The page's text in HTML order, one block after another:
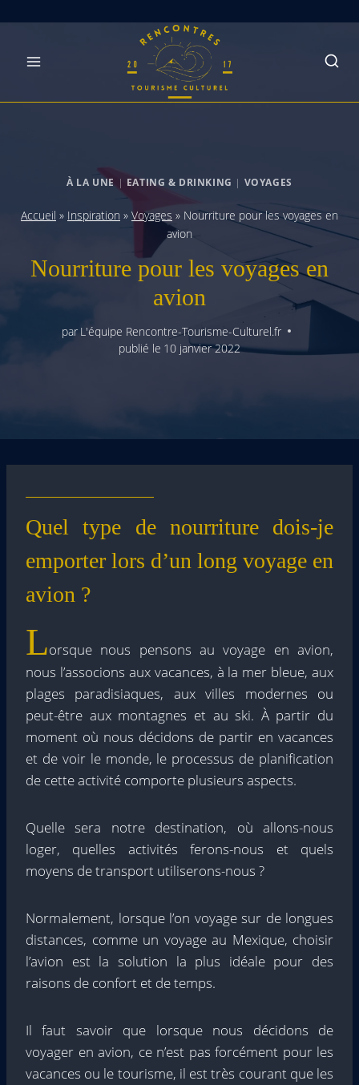
À LA UNE | EATING & DRINKING | VOYAGES
Accueil » Inspiration » Voyages » Nourriture pour les voyages en
avion
Nourriture pour les voyages en
avion
par L'équipe Rencontre-Tourisme-Culturel.fr
publié le 10 janvier 2022
Quel type de nourriture dois-je
emporter lors d’un long voyage en
avion ?
Lorsque nous pensons au voyage en avion,
nous l’associons aux vacances, à la mer bleue, aux
plages paradisiaques, aux villes modernes ou
peut-être aux montagnes et au ski. À partir du
moment où nous décidons de partir en vacances
et de voir le monde, le processus de planification
de cette activité comporte plusieurs aspects.
Quelle sera notre destination, où allons-nous
loger, quelles activités ferons-nous et quels
moyens de transport utiliserons-nous ?
Normalement, lorsque l’on voyage sur de longues
distances, comme un voyage au Mexique, choisir
l’avion est la solution la plus idéale pour des
raisons de confort et de temps.
Il faut savoir que lorsque nous décidons de
voyager en avion, ce n’est pas forcément pour les
vacances ou le tourisme, il est très courant que les